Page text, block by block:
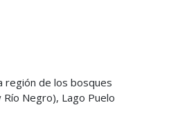
región de los bosques
Negro), Lago Puelo